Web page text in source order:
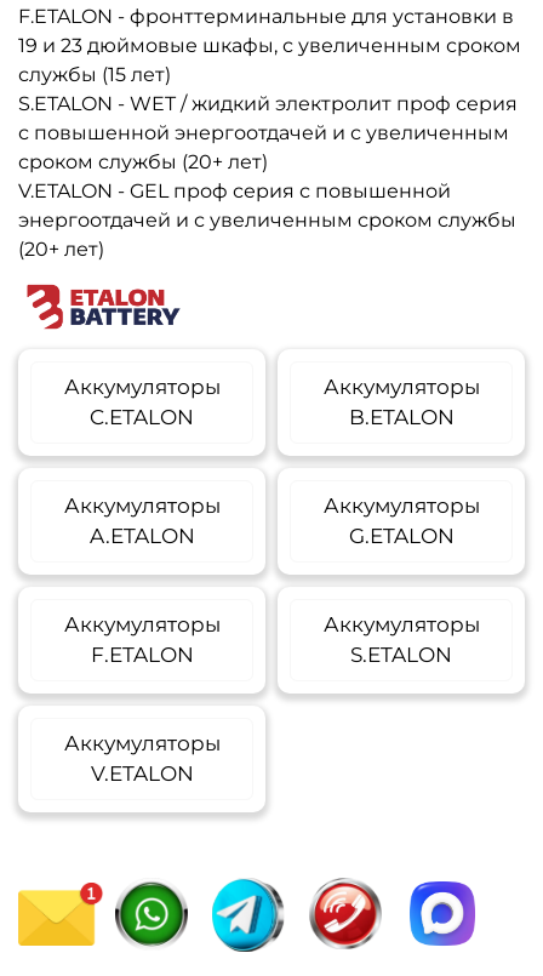
F.ETALON - фронттерминальные для установки в
19 и 23 дюймовые шкафы, с увеличенным сроком
службы (15 лет)
S.ETALON - WET / жидкий электролит проф серия
с повышенной энергоотдачей и с увеличенным
сроком службы (20+ лет)
V.ETALON - GEL проф серия с повышенной
энергоотдачей и с увеличенным сроком службы
(20+ лет)
Аккумуляторы
C.ETALON
Аккумуляторы
B.ETALON
Аккумуляторы
A.ETALON
Аккумуляторы
G.ETALON
Аккумуляторы
F.ETALON
Аккумуляторы
S.ETALON
Аккумуляторы
V.ETALON